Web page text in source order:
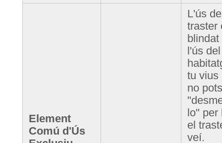
Element
Comú d'Ús
L'ús
traster
l'ús
tu vius
no pots
lo" per
el
veí.